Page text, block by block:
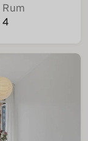
Rum
4